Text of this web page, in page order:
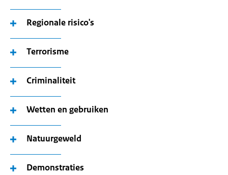
Regionale risico's
Terrorisme
Criminaliteit
Wetten en gebruiken
Natuurgeweld
Demonstraties